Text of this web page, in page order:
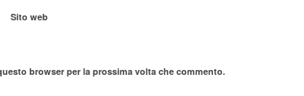
Sito web
browser per la prossima volta che commento.